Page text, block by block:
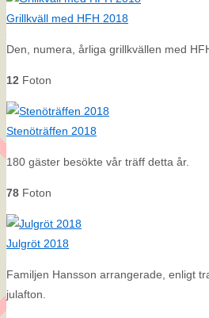
Grillkväll med HFH 2018
Den, numera, årliga grillkvällen med
12 Foton
Stenöträffen 2018
180 gäster besökte vår träff detta år.
78 Foton
Julgröt 2018
Familjen Hansson arrangerade, enligt
julafton.